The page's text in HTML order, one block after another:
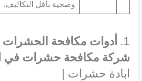
وصحية بأقل التكاليف.
1.
أدوات مكافحة
شركة مكافحة حشرات في
ابادة حشرات |